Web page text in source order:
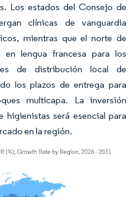
Los estados del Consejo de
clínicas de vanguardia
mientras que el norte de
lengua francesa para los
de distribución local de
los plazos de entrega para
multicapa. La inversión
será esencial para
en la región.